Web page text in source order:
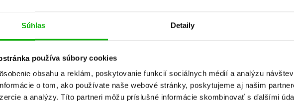
Súhlas Detaily
používa súbory cookies
obsahu a reklám, poskytovanie funkcií sociálnych médií a analýzu
o tom, ako používate naše webové stránky, poskytujeme aj našim
a analýzy. Títo partneri môžu príslušné informácie skombinovať s ďalšími